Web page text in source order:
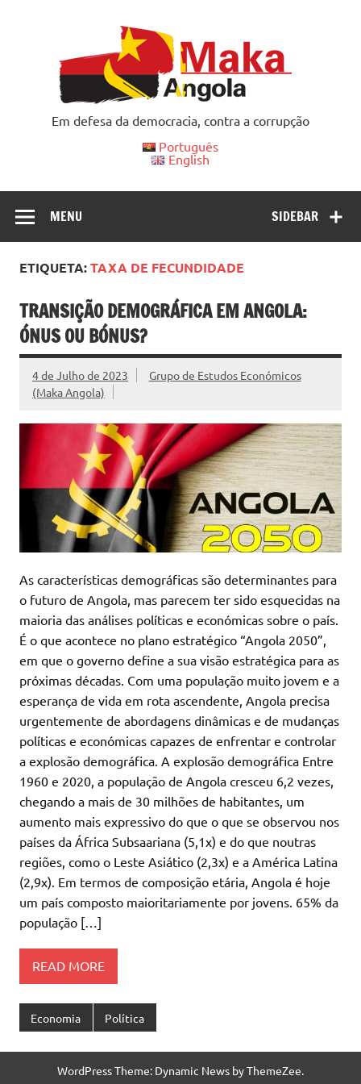
Em defesa da democracia, contra a corrupção
Português
English
SIDEBAR
MENU
ETIQUETA:TAXA DE FECUNDIDADE
TRANSIÇÃO DEMOGRÁFICA EM ANGOLA:
ÓNUS OU BÓNUS?
4 de Julho de 2023
Grupo de Estudos Económicos
(Maka Angola)
As características demográficas são determinantes para
o futuro de Angola, mas parecem ter sido esquecidas na
maioria das análises políticas e económicas sobre o país.
É o que acontece no plano estratégico “Angola 2050”,
em que o governo define a sua visão estratégica para as
próximas décadas. Com uma população muito jovem e a
esperança de vida em rota ascendente, Angola precisa
urgentemente de abordagens dinâmicas e de mudanças
políticas e económicas capazes de enfrentar e controlar
a explosão demográfica. A explosão demográfica Entre
1960 e 2020, a população de Angola cresceu 6,2 vezes,
chegando a mais de 30 milhões de habitantes, um
aumento mais expressivo do que o que se observou nos
países da África Subsaariana (5,1x) e do que noutras
regiões, como o Leste Asiático (2,3x) e a América Latina
(2,9x). Em termos de composição etária, Angola é hoje
um país composto maioritariamente por jovens. 65% da
população […]
READ MORE
Economia Política
WordPress Theme: Dynamic News by ThemeZee.